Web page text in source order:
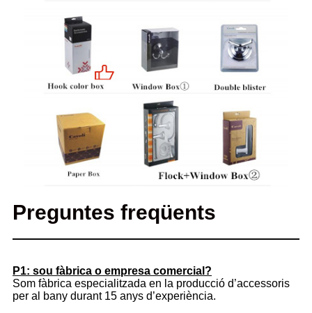
Preguntes freqüents
P1: sou fàbrica o empresa comercial?
Som fàbrica especialitzada en la producció d’accessoris
per al bany durant 15 anys d’experiència.